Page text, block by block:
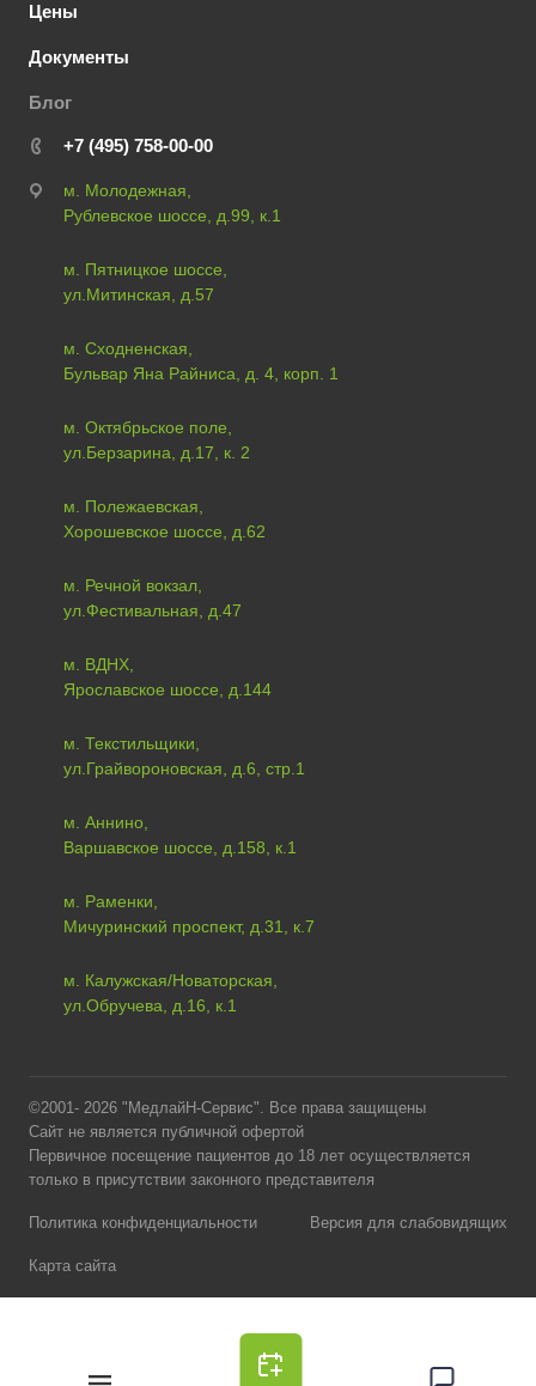
Цены
Документы
Блог
+7 (495) 758-00-00
м. Молодежная,
Рублевское шоссе, д.99, к.1
м. Пятницкое шоссе,
ул.Митинская, д.57
м. Сходненская,
Бульвар Яна Райниса, д. 4, корп. 1
м. Октябрьское поле,
ул.Берзарина, д.17, к. 2
м. Полежаевская,
Хорошевское шоссе, д.62
м. Речной вокзал,
ул.Фестивальная, д.47
м. ВДНХ,
Ярославское шоссе, д.144
м. Текстильщики,
ул.Грайвороновская, д.6, стр.1
м. Аннино,
Варшавское шоссе, д.158, к.1
м. Раменки,
Мичуринский проспект, д.31, к.7
м. Калужская/Новаторская,
ул.Обручева, д.16, к.1
©2001- 2026 "МедлайН-Сервис". Все права защищены
Сайт не является публичной офертой
Первичное посещение пациентов до 18 лет осуществляется
только в присутствии законного представителя
Политика конфиденциальности Версия для слабовидящих
Карта сайта